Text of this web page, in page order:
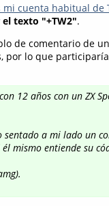
mi cuenta habitual de
texto "+TW2".
de comentario de
por lo que
12 años con un ZX
a mi lado un
mismo entiende su